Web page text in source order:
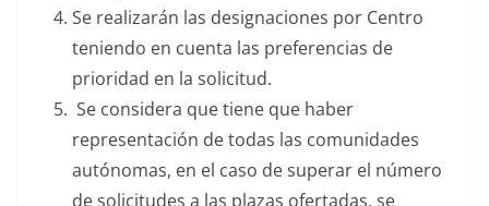
Se realizarán las designaciones por Centro
teniendo en cuenta las preferencias de
prioridad en la solicitud.
Se considera que tiene que haber
representación de todas las comunidades
autónomas, en el caso de superar el número
de solicitudes a las plazas ofertadas, se